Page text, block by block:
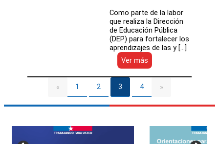
Como parte de la labor
que realiza la Dirección
de Educación Pública
(DEP) para fortalecer los
aprendizajes de las y […]
Ver más
DEP
firman
alianza
estratégica
para
« 1 2 3 4 »